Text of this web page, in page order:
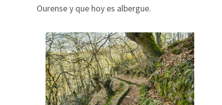
Ourense y que hoy es albergue.